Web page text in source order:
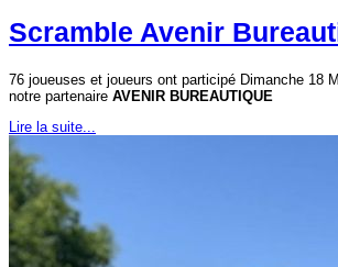
Scramble Avenir
76 joueuses et joueurs ont participé Dimanche 18
notre partenaire AVENIR BUREAUTIQUE
Lire la suite...